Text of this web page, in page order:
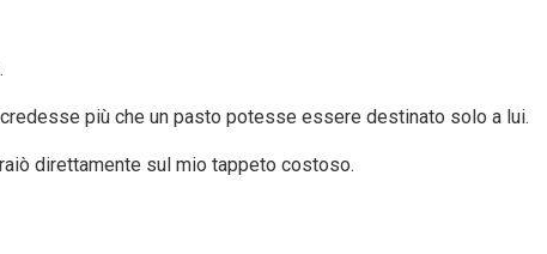
più che un pasto potesse essere destinato solo a lui.
direttamente sul mio tappeto costoso.